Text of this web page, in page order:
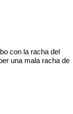
con la racha del
una mala racha de